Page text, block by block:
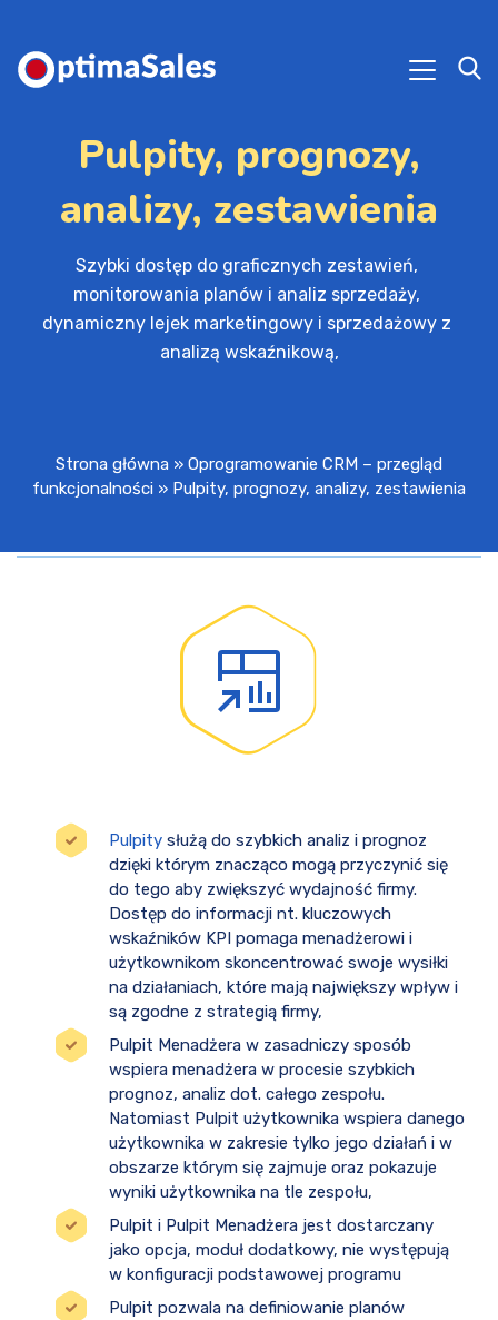
Pulpity, prognozy,
analizy, zestawienia
Szybki dostęp do graficznych zestawień,
monitorowania planów i analiz sprzedaży,
dynamiczny lejek marketingowy i sprzedażowy z
analizą wskaźnikową,
Strona główna » Oprogramowanie CRM – przegląd
funkcjonalności » Pulpity, prognozy, analizy, zestawienia
Pulpity służą do szybkich analiz i prognoz
dzięki którym znacząco mogą przyczynić się
do tego aby zwiększyć wydajność firmy.
Dostęp do informacji nt. kluczowych
wskaźników KPI pomaga menadżerowi i
użytkownikom skoncentrować swoje wysiłki
na działaniach, które mają największy wpływ i
są zgodne z strategią firmy,
Pulpit Menadżera w zasadniczy sposób
wspiera menadżera w procesie szybkich
prognoz, analiz dot. całego zespołu.
Natomiast Pulpit użytkownika wspiera danego
użytkownika w zakresie tylko jego działań i w
obszarze którym się zajmuje oraz pokazuje
wyniki użytkownika na tle zespołu,
Pulpit i Pulpit Menadżera jest dostarczany
jako opcja, moduł dodatkowy, nie występują
w konfiguracji podstawowej programu
Pulpit pozwala na definiowanie planów